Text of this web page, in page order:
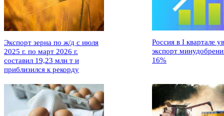
Экспорт зерна по ж/д с июля
2025 г. по март 2026 г.
составил 19,23 млн т и
приблизился к рекорду
Россия в I квартале
экспорт
16%